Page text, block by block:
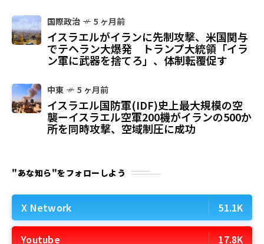
国際政治 5 ヶ月前
イスラエルがイランに先制攻撃、米国関与
でテヘラン大爆発 トランプ大統領「イラ
ン軍に武器を捨てろ」、体制転覆促す
中東 5 ヶ月前
イスラエル国防軍(IDF)史上最大規模の空
襲ーイスラエル空軍200機がイランの500か
所を同時攻撃、空域制圧に成功
"あな知ら"をフォローしよう
X Network 51.1K
Youtube 17.8K